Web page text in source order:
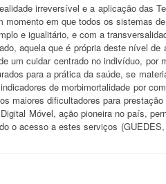
irreversível e a aplicação das
em que todos os sistemas
e igualitário, e com a
aquela que é própria deste nível
um cuidar centrado no indivíduo,
para a prática da saúde, se
de morbimortalidade por
maiores dificultadores para
Móvel, ação pioneira no país,
o acesso a estes serviços